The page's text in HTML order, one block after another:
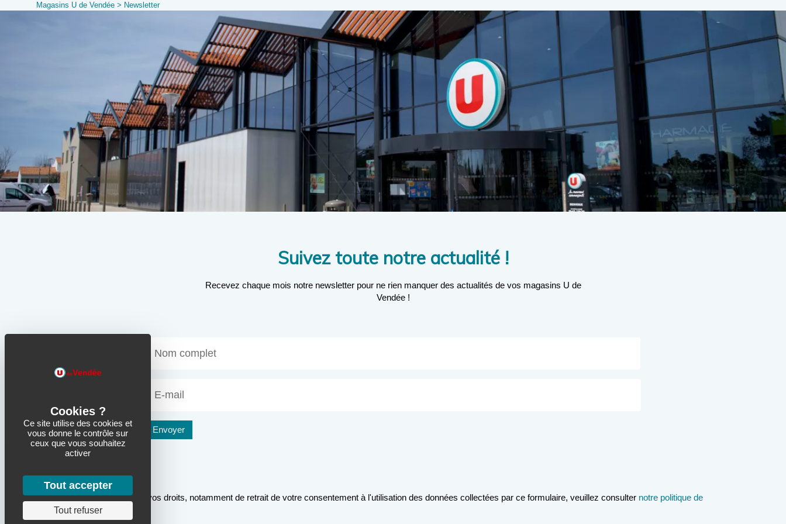
Magasins U de Vendée > Newsletter
Suivez toute notre actualité !
Recevez chaque mois notre newsletter pour ne rien manquer des actualités de vos magasins U de
Vendée !
* Pour connaître et exercer vos droits, notamment de retrait de votre consentement à l'utilisation des données collectées par ce formulaire, veuillez consulter notre politique de
confidentialité.
Panneau de gestion des cookies
Ce site utilise des cookies et
vous donne le contrôle sur
ceux que vous souhaitez
activer
Tout accepter
Tout refuser